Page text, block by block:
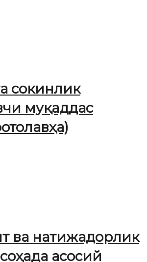
сокинлик
муқаддас
ва натижадорлик
асосий